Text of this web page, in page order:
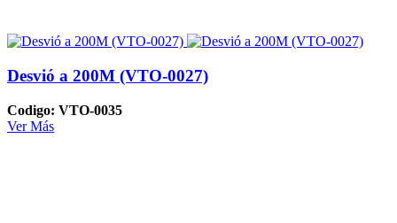
Desvió a 200M (VTO-0027)
Codigo: VTO-0035
Ver Más